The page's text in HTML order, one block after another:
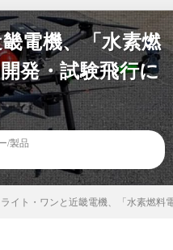
電機、「水素燃
発・試験飛行に
/製品
ライト・ワンと近畿電機、「水素燃料